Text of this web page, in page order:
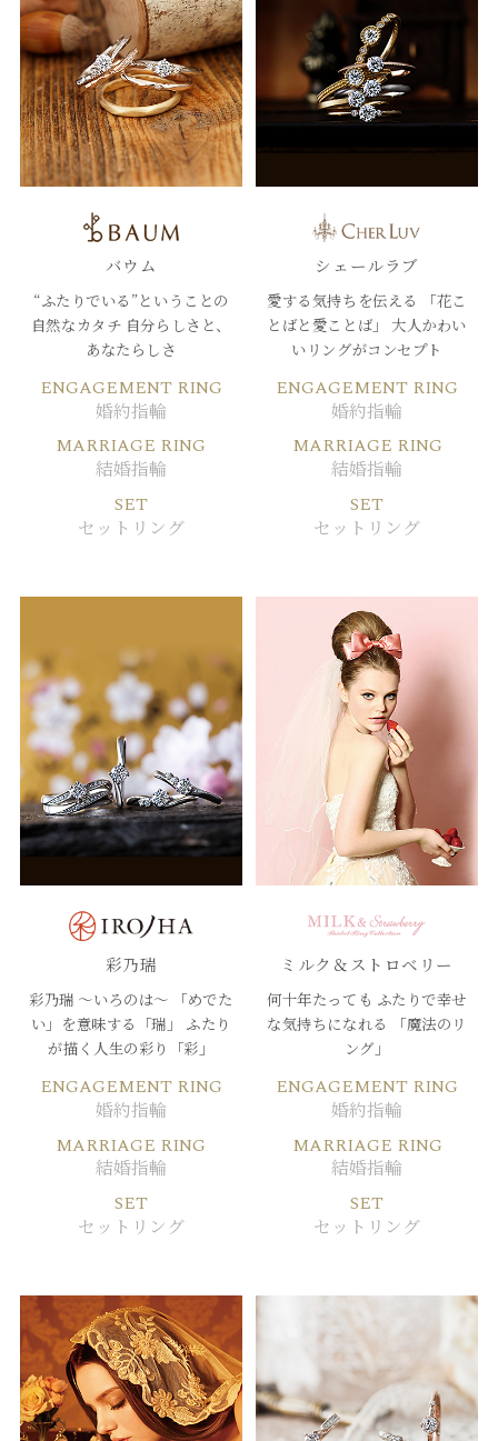
バウム
“ふたりでいる”ということの
自然なカタチ 自分らしさと、
あなたらしさ
ENGAGEMENT RING
婚約指輪
MARRIAGE RING
結婚指輪
SET
セットリング
シェールラブ
愛する気持ちを伝える
「花こ
とばと愛ことば」
大人かわい
いリングがコンセプト
ENGAGEMENT RING
婚約指輪
MARRIAGE RING
結婚指輪
SET
セットリング
彩乃瑞
彩乃瑞 ～いろのは～ 「めでた
い」を意味する「瑞」
ふたり
が描く人生の彩り「彩」
ENGAGEMENT RING
婚約指輪
MARRIAGE RING
結婚指輪
SET
セットリング
ミルク＆ストロベリー
何十年たっても ふたりで幸せ
な気持ちになれる
「魔法のリ
ング」
ENGAGEMENT RING
婚約指輪
MARRIAGE RING
結婚指輪
SET
セットリング